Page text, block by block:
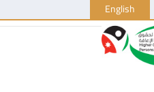
English